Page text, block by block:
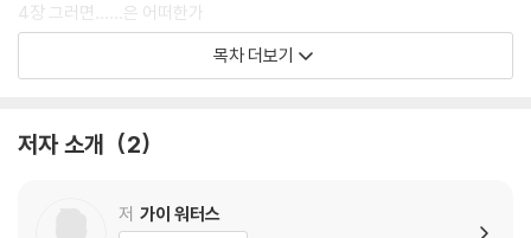
4장 그러면……은 어떠한가
부록1 교회 회원 자격을 위한 질문
목차 더보기
저자 소개 2
저 가이 워터스